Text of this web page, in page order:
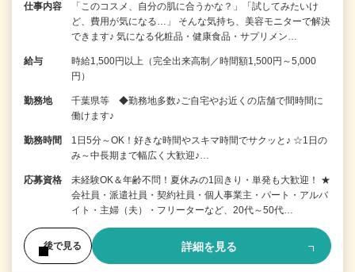
仕事内容
「このコスメ、自分の肌に合うかな？」「試してみたいけ
ど、費用が気になる…」 そんな気持ち、美容モニターで解決
できます♪ 気になる化粧品・健康食品・サプリメン…
給与
時給1,500円以上（完全出来高制／時間額1,500円～5,000
円）
勤務地
千葉県等 ◆勤務地多数♪ご自宅やお近くの店舗で間時間に
働けます♪
勤務時間
1日5分～OK！好きな時間やスキマ時間でサクッと♪ ☆1日の
み～中長期まで幅広く大歓迎♪…
応募資格
未経験OK＆年齢不問！夏休みの1回きり・単発も大歓迎！ ★
会社員・派遣社員・契約社員・個人事業主・パート・アルバ
イト・主婦（夫）・フリーターなど、20代～50代…
後で見る 詳細を見る